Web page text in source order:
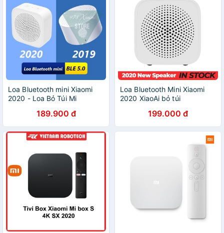
Loa Bluetooth mini Xiaomi
2020 - Loa Bỏ Túi Mi
189.900 đ
Loa Bluetooth Mini Xiaomi
2020 XiaoAi bỏ túi
199.000 đ